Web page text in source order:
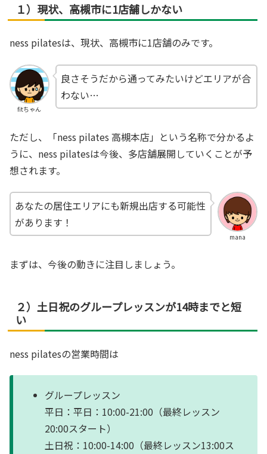
１）現状、高槻市に1店舗しかない
ness pilatesは、現状、高槻市に1店舗のみです。
fitちゃん
良さそうだから通ってみたいけどエリアが合
わない…
ただし、「ness pilates 高槻本店」という名称で分かるよ
うに、ness pilatesは今後、多店舗展開していくことが予
想されます。
mana
あなたの居住エリアにも新規出店する可能性
があります！
まずは、今後の動きに注目しましょう。
２）土日祝のグループレッスンが14時までと短
い
ness pilatesの営業時間は
グループレッスン
平日：平日：10:00-21:00（最終レッスン
20:00スタート）
土日祝：10:00-14:00（最終レッスン13:00ス